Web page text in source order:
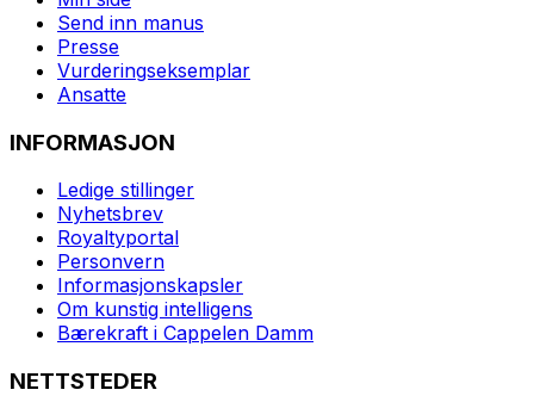
Send inn manus
Presse
Vurderingseksemplar
Ansatte
INFORMASJON
Ledige stillinger
Nyhetsbrev
Royaltyportal
Personvern
Informasjonskapsler
Om kunstig intelligens
Bærekraft i Cappelen Damm
NETTSTEDER